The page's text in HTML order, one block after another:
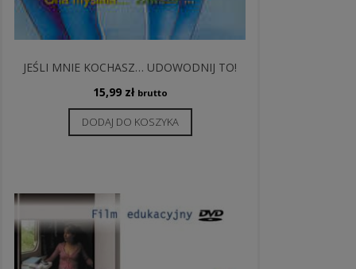
JEŚLI MNIE KOCHASZ… UDOWODNIJ TO!
15,99 zł brutto
DODAJ DO KOSZYKA